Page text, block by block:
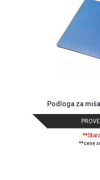
FOTOAPARATI
Podloga za miša
**cene